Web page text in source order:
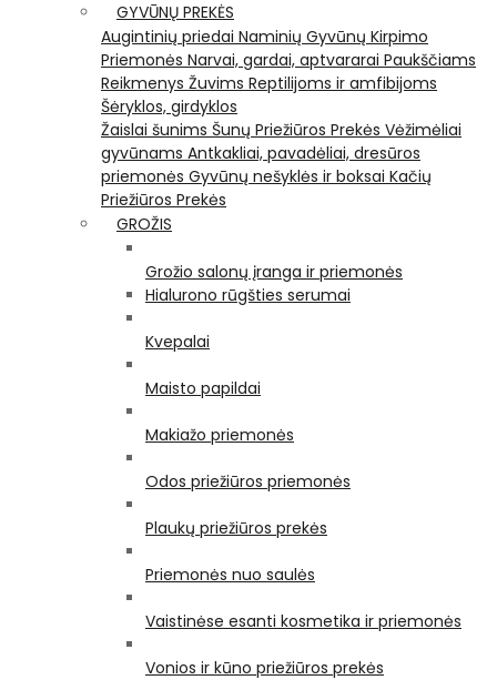
GYVŪNŲ PREKĖS
Augintinių priedai Naminių Gyvūnų Kirpimo
Priemonės Narvai, gardai, aptvararai Paukščiams
Reikmenys Žuvims Reptilijoms ir amfibijoms
Šėryklos, girdyklos
Žaislai šunims Šunų Priežiūros Prekės Vėžimėliai
gyvūnams Antkakliai, pavadėliai, dresūros
priemonės Gyvūnų nešyklės ir boksai Kačių
Priežiūros Prekės
GROŽIS
Grožio salonų įranga ir priemonės
Hialurono rūgšties serumai
Kvepalai
Maisto papildai
Makiažo priemonės
Odos priežiūros priemonės
Plaukų priežiūros prekės
Priemonės nuo saulės
Vaistinėse esanti kosmetika ir priemonės
Vonios ir kūno priežiūros prekės